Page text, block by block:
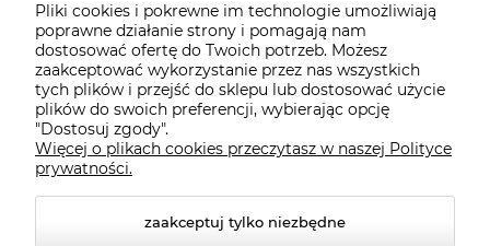
Płatności i dostawa
Informacje
O nas
Pliki cookies i pokrewne im technologie umożliwiają
poprawne działanie strony i pomagają nam
dostosować ofertę do Twoich potrzeb. Możesz
zaakceptować wykorzystanie przez nas wszystkich
tych plików i przejść do sklepu lub dostosować użycie
plików do swoich preferencji, wybierając opcję
"Dostosuj zgody".
Więcej o plikach cookies przeczytasz w naszej Polityce
prywatności.
zaakceptuj tylko niezbędne